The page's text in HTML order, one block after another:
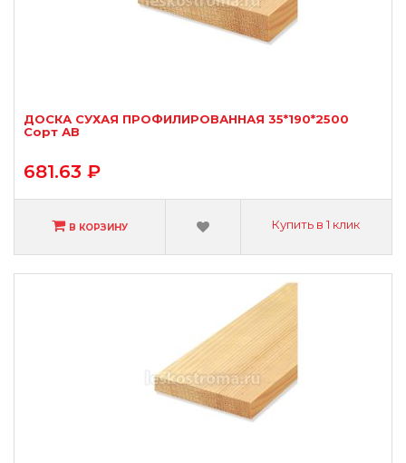
ДОСКА СУХАЯ ПРОФИЛИРОВАННАЯ 35*190*2500
Сорт АВ
681.63 ₽
В КОРЗИНУ Купить в 1 клик